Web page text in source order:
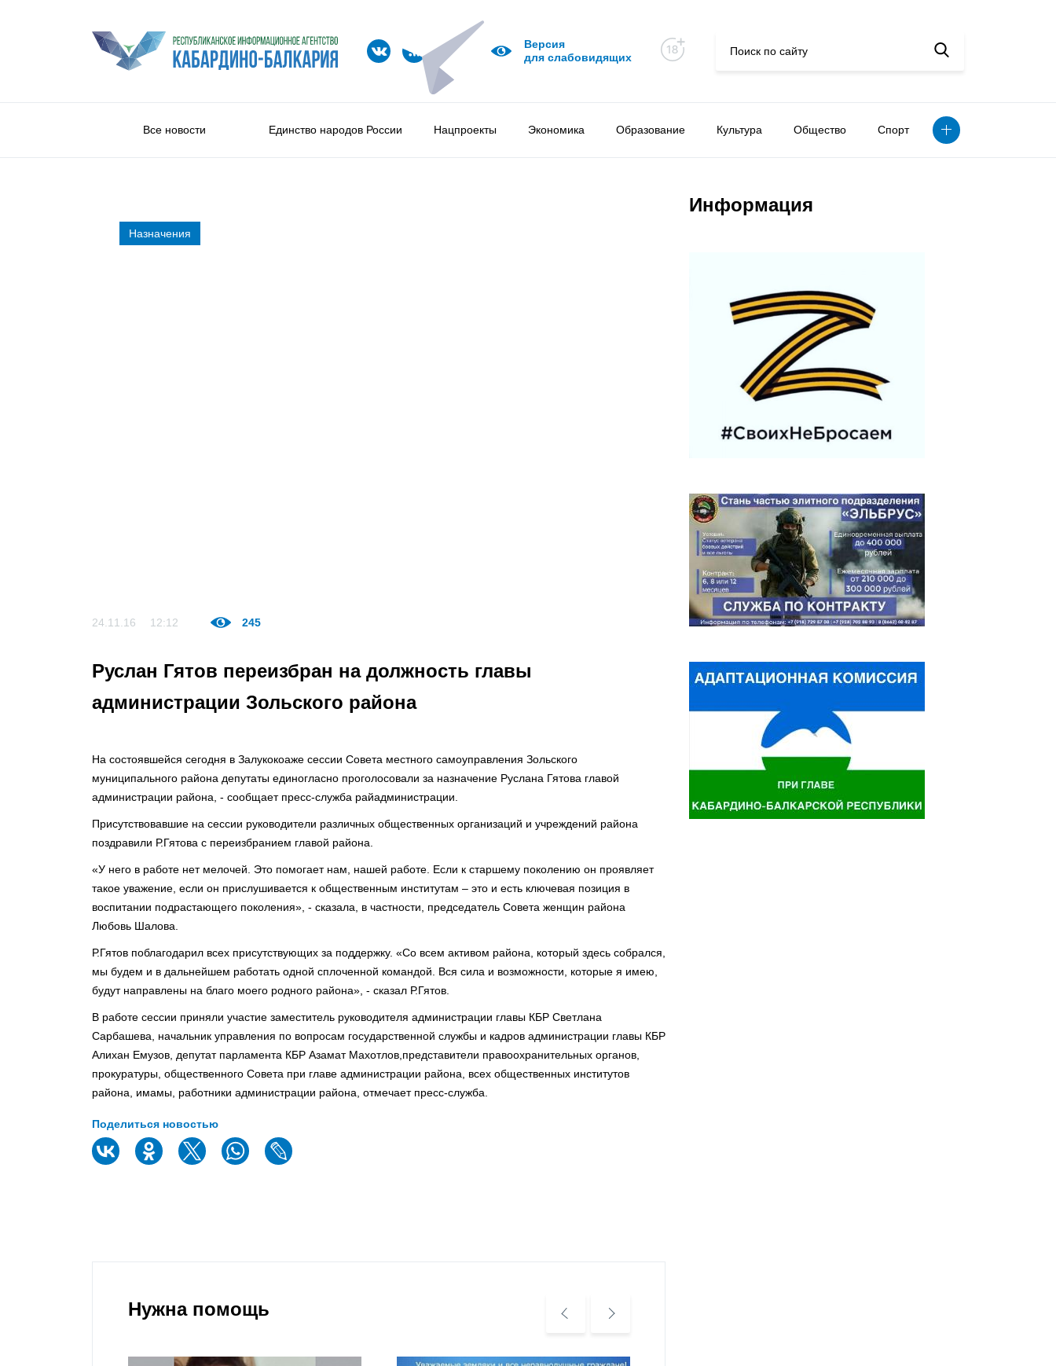
Версия
для слабовидящих
Все новости Единство народов России Нацпроекты Экономика Образование Культура Общество Спорт
Назначения
24.11.16 12:12 245
Руслан Гятов переизбран на должность главы
администрации Зольского района
На состоявшейся сегодня в Залукокоаже сессии Совета местного самоуправления Зольского
муниципального района депутаты единогласно проголосовали за назначение Руслана Гятова главой
администрации района, - сообщает пресс-служба райадминистрации.
Присутствовавшие на сессии руководители различных общественных организаций и учреждений района
поздравили Р.Гятова с переизбранием главой района.
«У него в работе нет мелочей. Это помогает нам, нашей работе. Если к старшему поколению он проявляет
такое уважение, если он прислушивается к общественным институтам – это и есть ключевая позиция в
воспитании подрастающего поколения», - сказала, в частности, председатель Совета женщин района
Любовь Шалова.
Р.Гятов поблагодарил всех присутствующих за поддержку. «Со всем активом района, который здесь собрался,
мы будем и в дальнейшем работать одной сплоченной командой. Вся сила и возможности, которые я имею,
будут направлены на благо моего родного района», - сказал Р.Гятов.
В работе сессии приняли участие заместитель руководителя администрации главы КБР Светлана
Сарбашева, начальник управления по вопросам государственной службы и кадров администрации главы КБР
Алихан Емузов, депутат парламента КБР Азамат Махотлов,представители правоохранительных органов,
прокуратуры, общественного Совета при главе администрации района, всех общественных институтов
района, имамы, работники администрации района, отмечает пресс-служба.
Поделиться новостью
Информация
Нужна помощь